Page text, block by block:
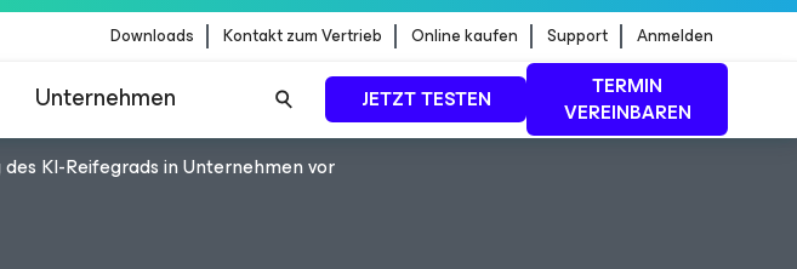
Downloads Kontakt zum Vertrieb Online kaufen Support Anmelden
Unternehmen JETZT TESTEN
TERMIN
VEREINBAREN
KI-Reifegrads in Unternehmen vor